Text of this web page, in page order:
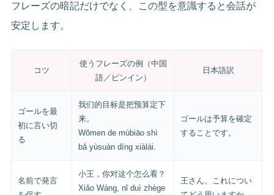
フレーズの暗記だけでなく、この型を意識すると会話が
安定します。
コツ
使うフレーズの例（中国
語／ピンイン）
日本語訳
ゴールを最
初に言い切
る
我们的目标是把预算定下
来。
Wǒmen de mùbiāo shì
bǎ yùsuàn dìng xiàlái.
ゴールは予算を確定
することです。
名前で発言
小王，你对这个怎么看？
Xiǎo Wáng, nǐ duì zhège
王さん、これについ